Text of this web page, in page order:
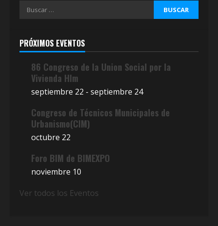
Buscar:
PRÓXIMOS EVENTOS
86 Congreso de la Union Social por la
Vivienda Hlm
septiembre 22 - septiembre 24
Congreso de Técnicos Municipales de
Urbanismo(CIM)
octubre 22
Foro BIM de BIMEXPO
noviembre 10
Ver todos los Eventos